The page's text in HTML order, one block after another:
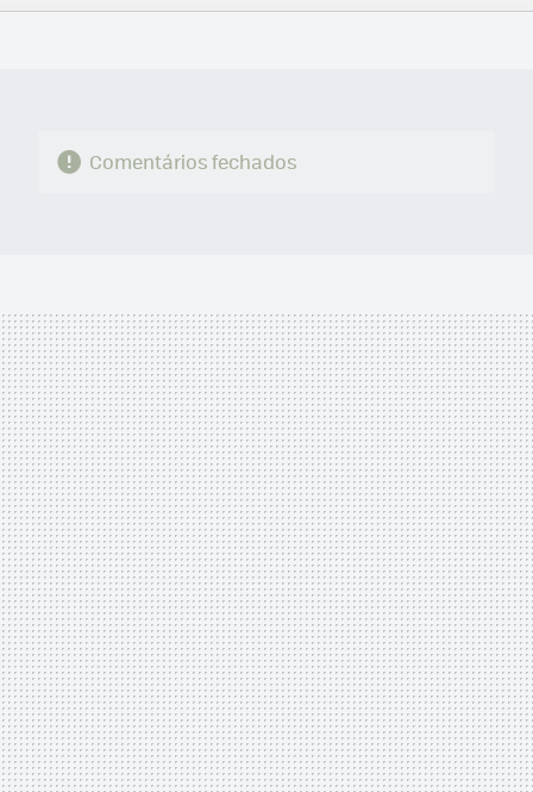
FACEBOOK
TWITTERFLIPBOARD
E-
WHATSAPP
Comentários fechados